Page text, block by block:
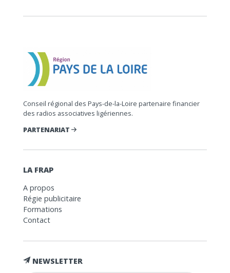
Conseil régional des Pays-de-la-Loire partenaire financier
des radios associatives ligériennes.
PARTENARIAT
LA FRAP
A propos
Régie publicitaire
Formations
Contact
NEWSLETTER